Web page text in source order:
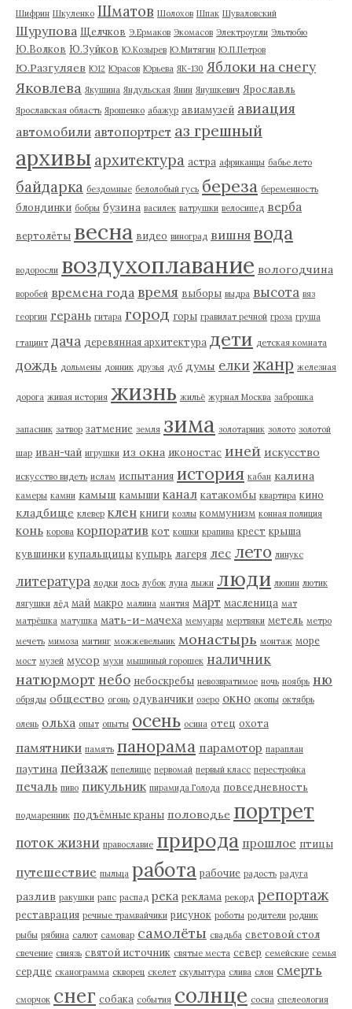
Шифрин Шкуленко Шматов Шолохов Шпак Шуваловский
Шурупова Щелчков Э.Ермаков Экомасов Электроугли Эльтюбю
Ю.Волков Ю.Зуйков Ю.Козырев Ю.Митягин Ю.П.Петров
Ю.Разгуляев Ю12 Юрасов Юрьева ЯК-130 Яблоки на снегу
Яковлева Якушина Яндульская Янин Янушкевич Ярославль
Ярославская область Ярошенко абажур авиамузей авиация
автомобили автопортрет аз грешный
архивы архитектура астра африканцы бабье лето
байдарка бездомные белолобый гусь береза беременность
блондинки бобры бузина василек ватрушки велосипед верба
вертолёты весна видео виноград вишня вода
водоросли воздухоплавание вологодчина
воробей времена года время выборы выдра высота вяз
георгин герань гитара город горы гравилат речной гроза груша
гтацинт дача деревянная архитектура дети детская комната
дождь дольмены донник друзья дуб думы елки жанр железная
дорога живая история жизнь жильё журнал Москва заброшка
запасник затвор затмение земля зима золотарник золото золотой
шар иван-чай игрушки из окна иконостас иней искусство
искусство видеть ислам испытания история кабан калина
камеры камни камыш камыши канал катакомбы квартира кино
кладбище клевер клен книги козлы коммунизм конная полиция
конь корова корпоратив кот кошки крапива крест крыша
кувшинки купальщицы купырь лагеря лес лето линукс
литература лодки лось лубок луна лыжи люди люпин лютик
лягушки лёд май макро малина мантия март масленица мат
матрёшка матушка мать-и-мачеха мемуары мертвяки метель метро
мечеть мимоза митинг можжевельник монастырь монтаж море
мост музей мусор мухи мышиный горошек наличник
натюрморт небо небоскребы невозвратимое ночь ноябрь ню
обряды общество огонь одуванчики озеро окно окопы октябрь
олень ольха опыт опыты осень осина отец охота
памятники память панорама парамотор параплан
паутина пейзаж пепелище первомай первый класс перестройка
печаль пиво пикульник пирамида Голода повседневность
подмаренник подъёмные краны половодье портрет
поток жизни православие природа прошлое птицы
путешествие пыльца работа рабочие радость радуга
разлив ракушки рапс распад река реклама рекорд репортаж
реставрация речные трамвайчики рисунок роботы родители родник
рыбы рябина салют самовар самолёты свадьба световой стол
свечение свиязь святой источник святые места север семейские семья
сердце сканограмма скворец скелет скульптура слива слон смерть
сморчок снег собака события солнце сосна спелеология